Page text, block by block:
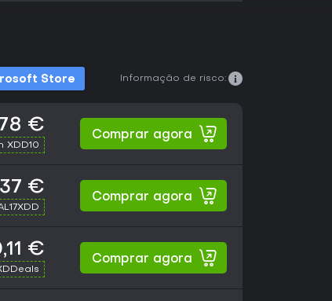
Store Informação de risco:
€
XDD10
Comprar agora
€
Comprar agora
€
Comprar agora